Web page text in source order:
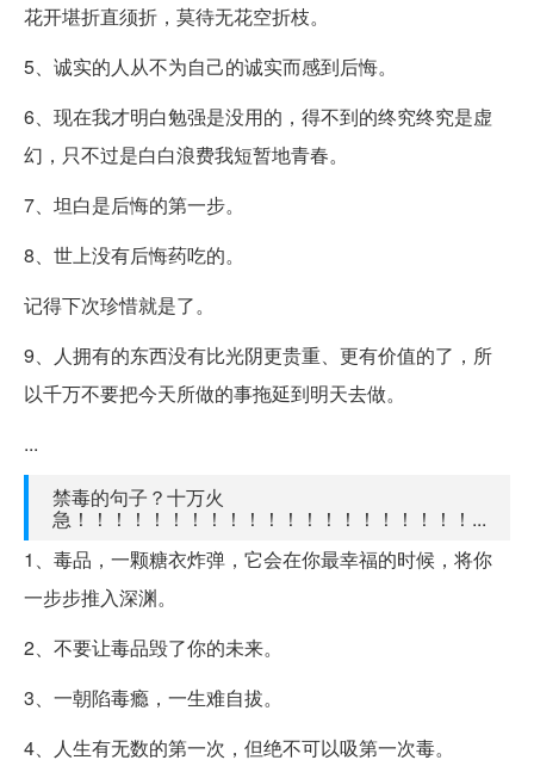
花开堪折直须折，莫待无花空折枝。
5、诚实的人从不为自己的诚实而感到后悔。
6、现在我才明白勉强是没用的，得不到的终究终究是虚
幻，只不过是白白浪费我短暂地青春。
7、坦白是后悔的第一步。
8、世上没有后悔药吃的。
记得下次珍惜就是了。
9、人拥有的东西没有比光阴更贵重、更有价值的了，所
以千万不要把今天所做的事拖延到明天去做。
...
禁毒的句子？十万火
急！！！！！！！！！！！！！！！！！！！！！...
1、毒品，一颗糖衣炸弹，它会在你最幸福的时候，将你
一步步推入深渊。
2、不要让毒品毁了你的未来。
3、一朝陷毒瘾，一生难自拔。
4、人生有无数的第一次，但绝不可以吸第一次毒。